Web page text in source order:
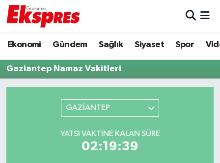
Ekonomi Gündem Sağlık Siyaset Spor
Gaziantep Namaz Vakitleri
GAZİANTEP
YATSI VAKTINE KALAN SÜRE
02:19:39
Ekonomi
Gaziantep son dakika
Trafik Durumu
Puan Durumu ve Fikstür
Tüm Manşetler
Son Dakika Haberleri